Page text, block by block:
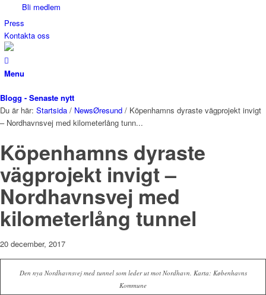
Bli medlem
Press
Kontakta oss
Menu
Blogg - Senaste nytt
Du är här: Startsida / NewsØresund / Köpenhamns dyraste vägprojekt invigt
– Nordhavnsvej med kilometerlång tunn...
Köpenhamns dyraste
vägprojekt invigt –
Nordhavnsvej med
kilometerlång tunnel
20 december, 2017
Den nya Nordhavnsvej med tunnel som leder ut mot Nordhavn. Karta: Københavns
Kommune